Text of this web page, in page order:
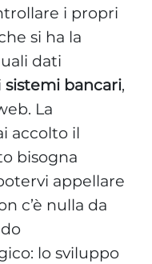
i propri
si ha la
dati
sistemi bancari,
La
accolto il
bisogna
appellare
c’è nulla da
lo sviluppo